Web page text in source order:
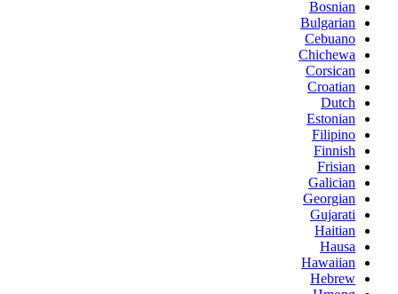
Bosnian
Bulgarian
Cebuano
Chichewa
Corsican
Croatian
Dutch
Estonian
Filipino
Finnish
Frisian
Galician
Georgian
Gujarati
Haitian
Hausa
Hawaiian
Hebrew